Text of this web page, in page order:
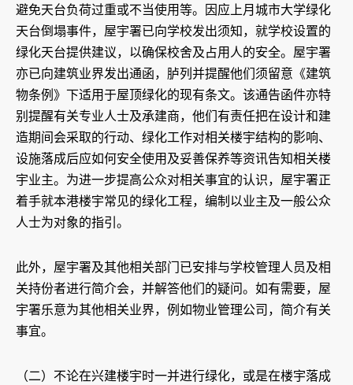
避免天台负荷过重或不当使用等。因应上月城市大学绿化
天台倒塌事件，屋宇署已向学校发出须知，就学校设置的
绿化天台提供建议，以确保校舍及占用人的安全。屋宇署
亦已向建筑业界发出通函，胪列并提醒他们须留意《建筑
物条例》下适用于屋顶绿化的现有条文。该通告函件亦特
别提醒有关专业人士及承建商，他们有责任把在设计和建
造期间会采取的行动、绿化工作对相关楼宇结构的影响、
设施落成后应如何安全使用及妥善保养等资讯告知相关楼
宇业主。为进一步提高公众对相关事宜的认识，屋宇署正
着手就本港楼宇常见的绿化工程，编制以业主及一般公众
人士为对象的指引。
此外，屋宇署及其他相关部门已安排与学校管理人员及相
关持份者进行简介会，并解答他们的疑问。如有需要，屋
宇署乐意为其他相关业界，例如物业管理公司，简介有关
事宜。
（二）不论在兴建楼宇时一并进行绿化，或是在楼宇落成